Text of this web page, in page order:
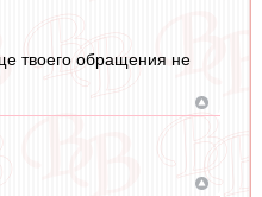
твоего обращения не